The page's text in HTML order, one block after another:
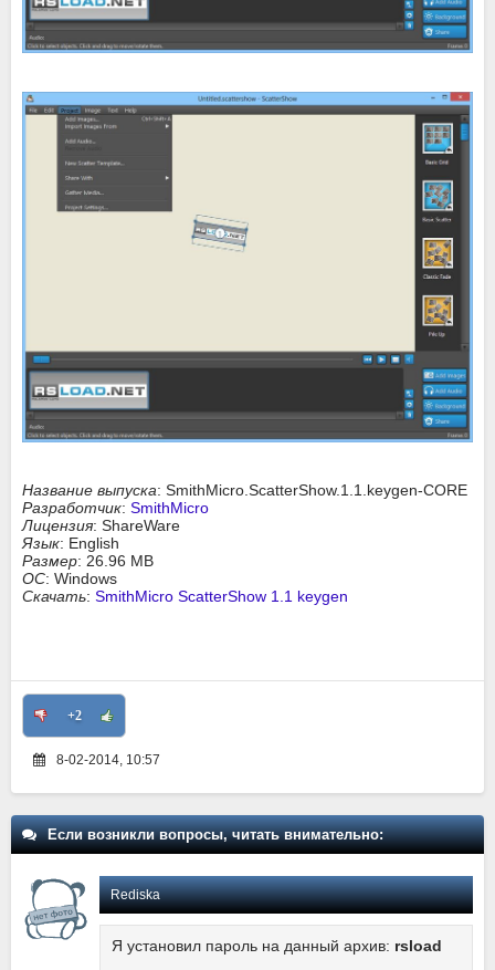
Название выпуска: SmithMicro.ScatterShow.1.1.keygen-CORE
Разработчик: SmithMicro
Лицензия: ShareWare
Язык: English
Размер: 26.96 MB
ОС: Windows
Скачать: SmithMicro ScatterShow 1.1 keygen
+2
8-02-2014, 10:57
Если возникли вопросы, читать внимательно:
Rediska
Я установил пароль на данный архив: rsload